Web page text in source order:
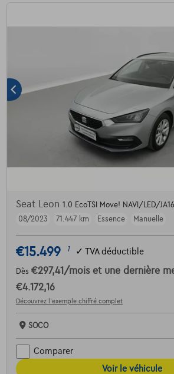
Seat Leon 1.0 EcoTSI Move! NAVI/LED/
08/2023
71.447 km Essence Manuelle
€15.499 1 ✓ TVA déductible
Dès €297,41 /mois et une dernière
€4.172,16
Découvrez l’exemple chiffré complet
SOCO
Comparer
Voir le véhicule